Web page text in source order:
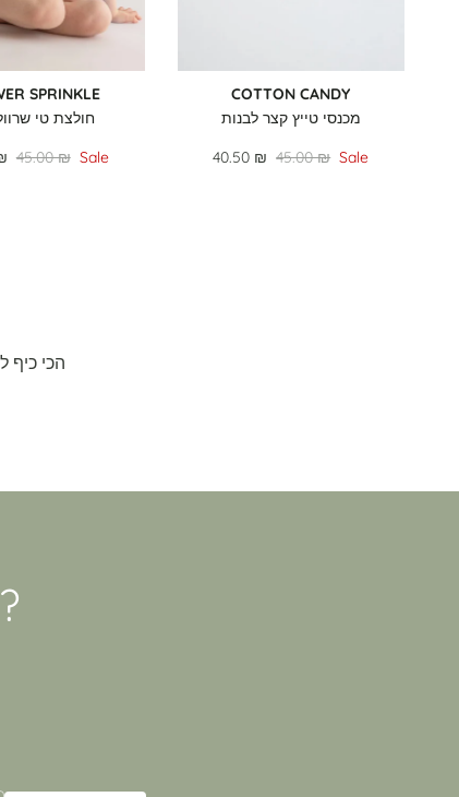
SPRINKLE
חולצת טי
45.00 ₪ Sale
COTTON CANDY
מכנסי טייץ קצר לבנות
40.50 ₪ 45.00 ₪ Sale
הכי כיף
רוצה 10% הנחה להזמנה הבאה?